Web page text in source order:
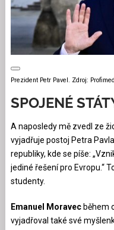
Prezident Petr Pavel. Zdroj:
SPOJENÉ
A naposledy mě zvedl ze
vyjadřuje postoj Petra
republiky, kde se píše:
jediné řešení pro Evropu.“
studenty.
Emanuel Moravecběhem
vyjadřoval také své